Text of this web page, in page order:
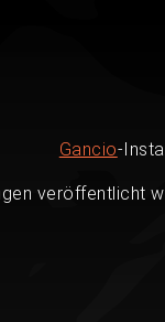
Gancio-
veröffentlicht